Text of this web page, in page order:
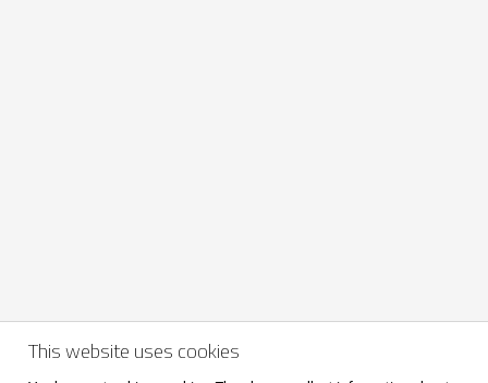
This website uses cookies